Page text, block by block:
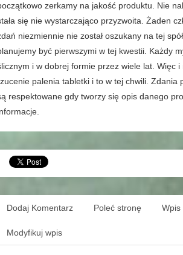
zerkamy na jakość produktu. Nie
się nie wystarczająco przyzwoita. Żaden
niezmiennie nie został oszukany na tej
być pierwszymi w tej kwestii. Każdy
i w dobrej formie przez wiele lat. Więc
palenia tabletki i to w tej chwili. Zdania
respektowane gdy tworzy się opis danego
Dodaj Komentarz Poleć stronę Wpis
Modyfikuj wpis